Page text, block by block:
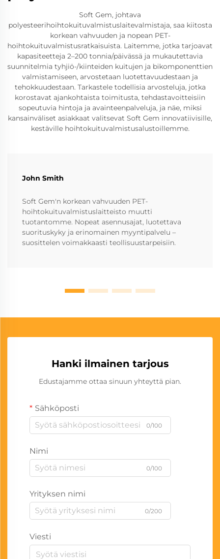
Soft Gem, johtava
polyesteerihoihtokuituvalmistuslaitevalmistaja, saa kiitosta
korkean vahvuuden ja nopean PET-
hoihtokuituvalmistusratkaisuista. Laitemme, jotka tarjoavat
kapasiteetteja 2–200 tonnia/päivässä ja mukautettavia
suunnitelmia tyhjiö-/kiinteiden kuitujen ja bikomponenttien
valmistamiseen, arvostetaan luotettavuudestaan ja
tehokkuudestaan. Tarkastele todellisia arvosteluja, jotka
korostavat ajankohtaista toimitusta, tehdastavoitteisiin
sopeutuvia hintoja ja avainteenpalveluja, ja näe, miksi
kansainväliset asiakkaat valitsevat Soft Gem innovatiivisille,
kestäville hoihtokuituvalmistusalustoillemme.
John Smith
Soft Gem'n korkean vahvuuden PET-
hoihtokuituvalmistuslaitteisto muutti
tuotantomme. Nopeat asennusajat, luotettava
suorituskyky ja erinomainen myyntipalvelu –
suosittelen voimakkaasti teollisuustarpeisiin.
Hanki ilmainen tarjous
Edustajamme ottaa sinuun yhteyttä pian.
Sähköposti
0/100
Nimi
0/100
Yrityksen nimi
0/200
Viesti